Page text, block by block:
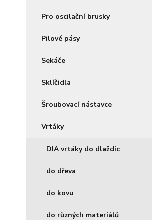
Pro oscilační brusky
Pilové pásy
Sekáče
Sklíčidla
Šroubovací nástavce
Vrtáky
DIA vrtáky do dlaždic
do dřeva
do kovu
do různých materiálů